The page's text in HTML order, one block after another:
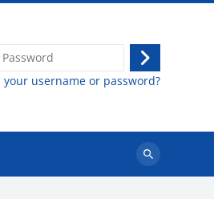
Log
in
your username or password?
Search